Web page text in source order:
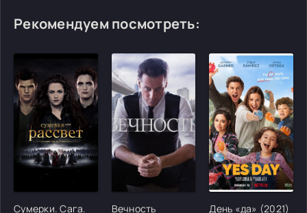
Рекомендуем посмотреть:
[/xfgiven_cvh_poster_urlcvh_poster_url]
Сумерки. Сага.
[/xfgiven_cvh_poster_urlcvh_poster_url]
Вечность
[/
День «да» (2021)